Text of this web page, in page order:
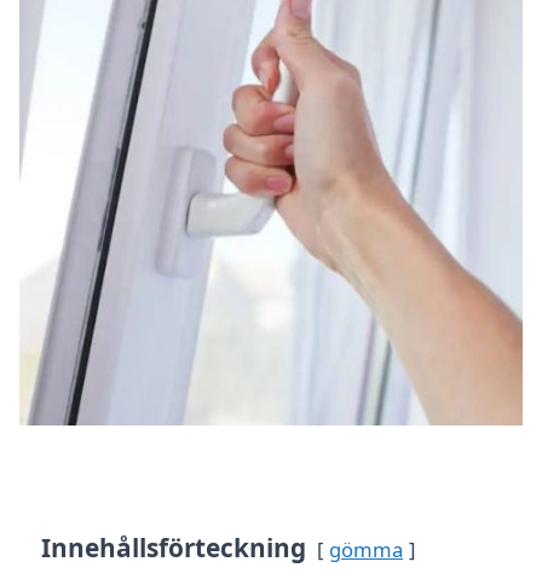
Innehållsförteckning gömma